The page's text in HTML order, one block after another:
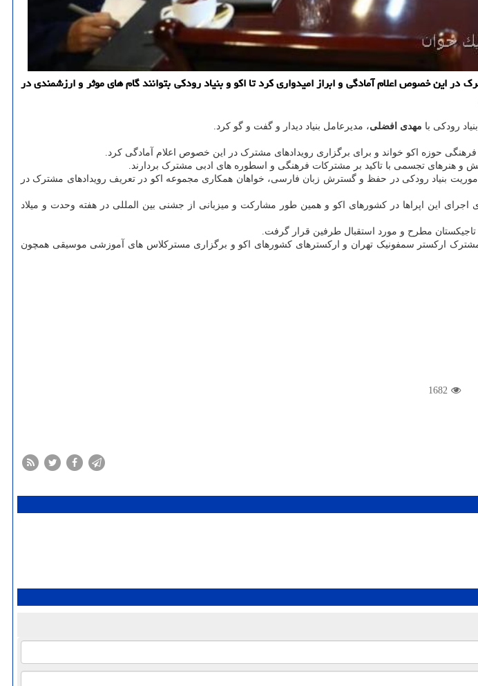
این خصوص اعلام آمادگی و ابراز امیدواری كرد تا اكو و بنیاد رودكی بتوانند گام های موثر و ارزشمندی در
رودکی با مهدی افضلی، مدیرعامل بنیاد دیدار و گفت و گو کرد.
حوزه اکو خواند و برای برگزاری رویدادهای مشترک در این خصوص اعلام آمادگی کرد.
و هنرهای تجسمی با تاکید بر مشترکات فرهنگی و اسطوره های ادبی مشترک بردارند.
بنیاد رودکی در حفظ و گسترش زبان فارسی، خواهان همکاری مجموعه اکو در تعریف رویدادهای مشترک در
اجرای این اپراها در کشورهای اکو و همین طور مشارکت و میزبانی از جشنی بین المللی در هفته وحدت و میلاد
تاجیکستان مطرح و مورد استقبال طرفین قرار گرفت.
ارکستر سمفونیک تهران و ارکسترهای کشورهای اکو و برگزاری مسترکلاس های آموزشی موسیقی همچون
1682